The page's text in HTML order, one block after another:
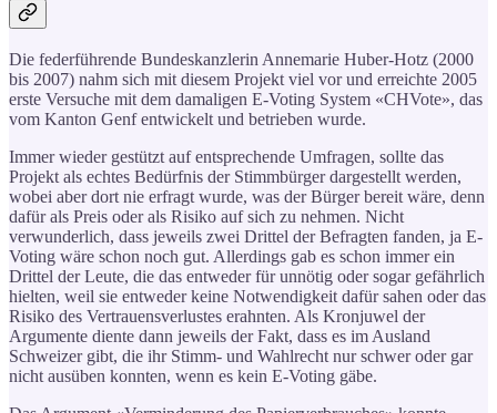
Die federführende Bundeskanzlerin Annemarie Huber-Hotz (2000
bis 2007) nahm sich mit diesem Projekt viel vor und erreichte 2005
erste Versuche mit dem damaligen E-Voting System «CHVote», das
vom Kanton Genf entwickelt und betrieben wurde.
Immer wieder gestützt auf entsprechende Umfragen, sollte das
Projekt als echtes Bedürfnis der Stimmbürger dargestellt werden,
wobei aber dort nie erfragt wurde, was der Bürger bereit wäre, denn
dafür als Preis oder als Risiko auf sich zu nehmen. Nicht
verwunderlich, dass jeweils zwei Drittel der Befragten fanden, ja E-
Voting wäre schon noch gut. Allerdings gab es schon immer ein
Drittel der Leute, die das entweder für unnötig oder sogar gefährlich
hielten, weil sie entweder keine Notwendigkeit dafür sahen oder das
Risiko des Vertrauensverlustes erahnten. Als Kronjuwel der
Argumente diente dann jeweils der Fakt, dass es im Ausland
Schweizer gibt, die ihr Stimm- und Wahlrecht nur schwer oder gar
nicht ausüben konnten, wenn es kein E-Voting gäbe.